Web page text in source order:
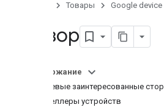
Товары Google
Обзор
Содержание
Ключевые заинтересованные
Реселлеры устройств